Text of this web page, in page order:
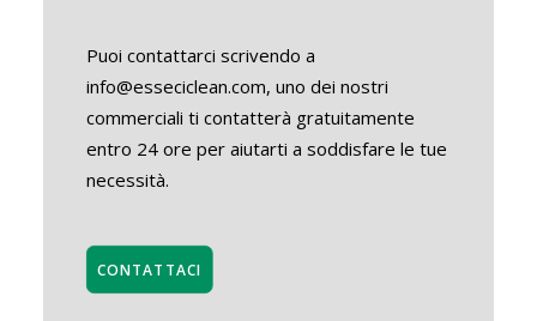
Puoi contattarci scrivendo a
info@esseciclean.com, uno dei nostri
commerciali ti contatterà gratuitamente
entro 24 ore per aiutarti a soddisfare le tue
necessità.
CONTATTACI